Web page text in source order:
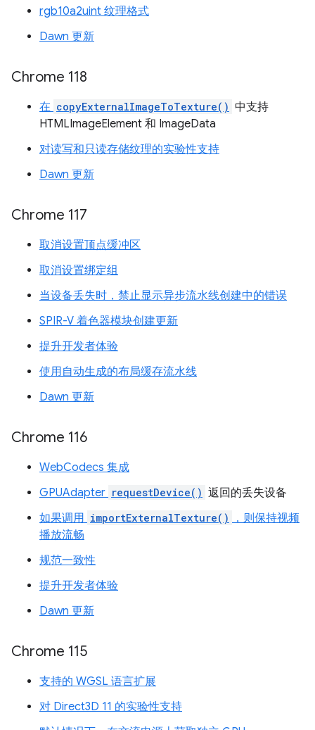
rgb10a2uint 纹理格式
Dawn 更新
Chrome 118
在 copyExternalImageToTexture() 中支持
HTMLImageElement 和 ImageData
对读写和只读存储纹理的实验性支持
Dawn 更新
Chrome 117
取消设置顶点缓冲区
取消设置绑定组
当设备丢失时，禁止显示异步流水线创建中的错误
SPIR-V 着色器模块创建更新
提升开发者体验
使用自动生成的布局缓存流水线
Dawn 更新
Chrome 116
WebCodecs 集成
GPUAdapter requestDevice() 返回的丢失设备
如果调用 importExternalTexture()
，则保持视频
播放流畅
规范一致性
提升开发者体验
Dawn 更新
Chrome 115
支持的 WGSL 语言扩展
对 Direct3D 11 的实验性支持